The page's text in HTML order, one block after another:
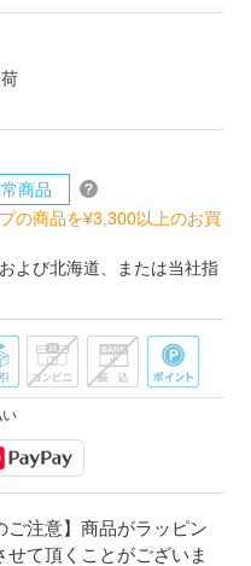
商品
の商品を¥3,300以上のお買
よび北海道、または当社指
い
注意】商品がラッピン
て頂くことがございま